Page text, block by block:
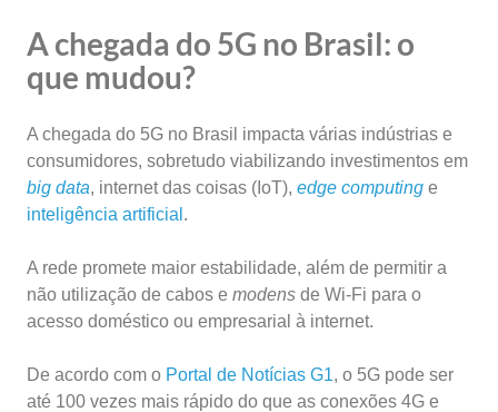
A chegada do 5G no Brasil: o
que mudou?
A chegada do 5G no Brasil impacta várias indústrias e
consumidores, sobretudo viabilizando investimentos em
big data, internet das coisas (IoT), edge computing e
inteligência artificial .
A rede promete maior estabilidade, além de permitir a
não utilização de cabos e modens de Wi-Fi para o
acesso doméstico ou empresarial à internet.
De acordo com o Portal de Notícias G1, o 5G pode ser
até 100 vezes mais rápido do que as conexões 4G e